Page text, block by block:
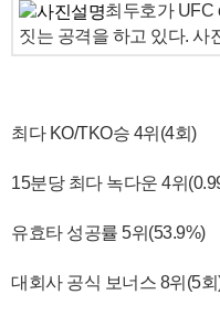
최두호가 UFC
짓는 공격을 하고 있다. 사
최다 KO/TKO승 4위(4회)
15분당 최다 녹다운 4위
유효타 성공률 5위(53.9%)
대회사 공식 보너스 8위(5회